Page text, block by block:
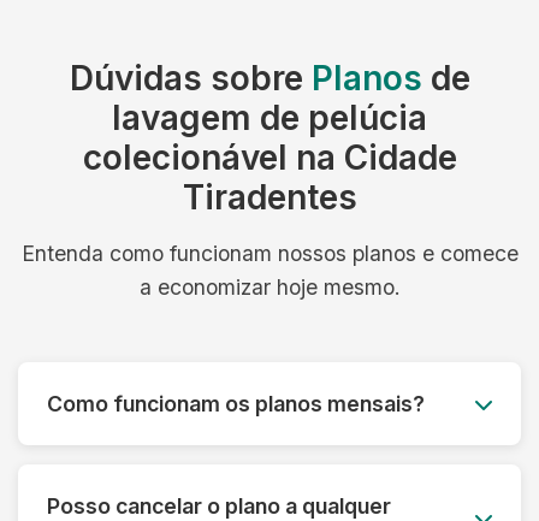
Dúvidas sobre Planos de
lavagem de pelúcia
colecionável na Cidade
Tiradentes
Entenda como funcionam nossos planos e comece
a economizar hoje mesmo.
Como funcionam os planos mensais?
Posso cancelar o plano a qualquer